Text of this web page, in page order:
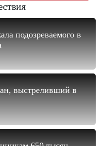
подозреваемого в
выстреливший в